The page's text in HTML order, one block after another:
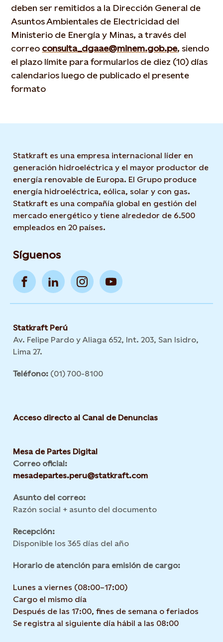
deben ser remitidos a la Dirección General de
Asuntos Ambientales de Electricidad del
Ministerio de Energía y Minas, a través del
correo consulta_dgaae@minem.gob.pe, siendo
el plazo límite para formularlos de diez (10) días
calendarios luego de publicado el presente
formato
Statkraft es una empresa internacional líder en
generación hidroeléctrica y el mayor productor de
energía renovable de Europa. El Grupo produce
energía hidroeléctrica, eólica, solar y con gas.
Statkraft es una compañía global en gestión del
mercado energético y tiene alrededor de 6.500
empleados en 20 países.
Síguenos
Statkraft Perú
Av. Felipe Pardo y Aliaga 652, Int. 203, San Isidro,
Lima 27.
Teléfono: (01) 700-8100
Acceso directo al Canal de Denuncias
Mesa de Partes Digital
Correo oficial:
mesadepartes.peru@statkraft.com
Asunto del correo:
Razón social + asunto del documento
Recepción:
Disponible los 365 días del año
Horario de atención para emisión de cargo:
Lunes a viernes (08:00–17:00)
Cargo el mismo día
Después de las 17:00, fines de semana o feriados
Se registra al siguiente día hábil a las 08:00